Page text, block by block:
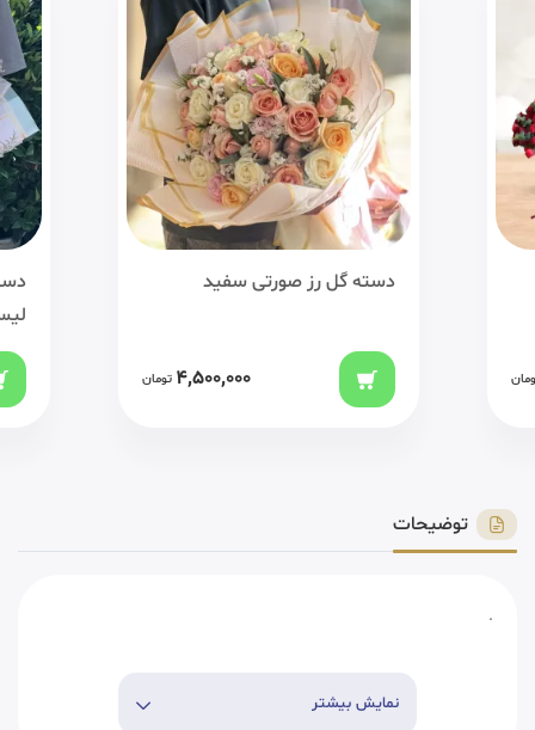
دسته گل رز صورتی سفید
4,500,000 تومان
توضیحات
.
نمایش بیشتر